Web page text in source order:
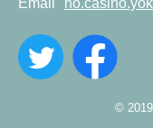
twitter
© 2019